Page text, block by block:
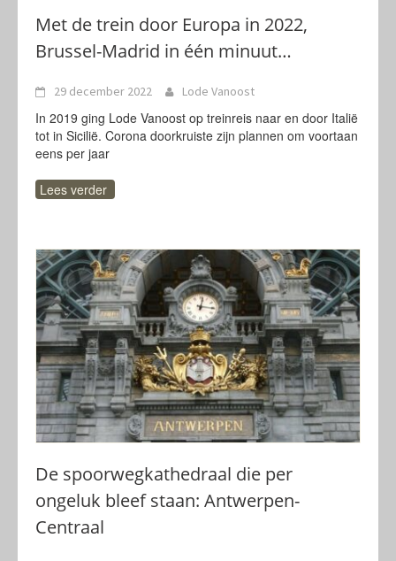
Met de trein door Europa in 2022,
Brussel-Madrid in één minuut…
29 december 2022 Lode Vanoost
In 2019 ging Lode Vanoost op treinreis naar en door Italië
tot in Sicilië. Corona doorkruiste zijn plannen om voortaan
eens per jaar
Lees verder
De spoorwegkathedraal die per
ongeluk bleef staan: Antwerpen-
Centraal